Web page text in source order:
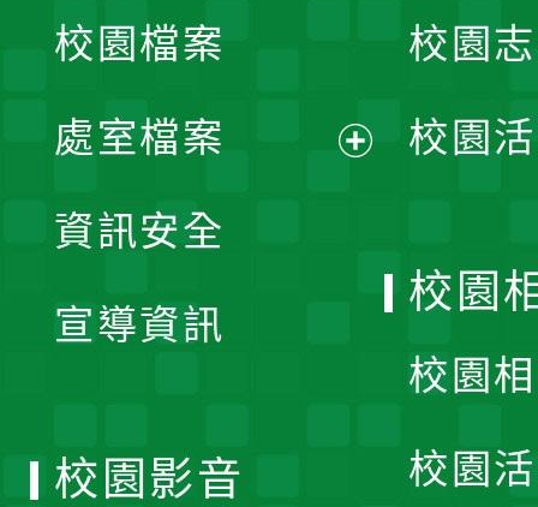
單
校園檔案
處室檔案
資訊安全
宣導資訊
校園
校園
校園
校園
校園
校園影音